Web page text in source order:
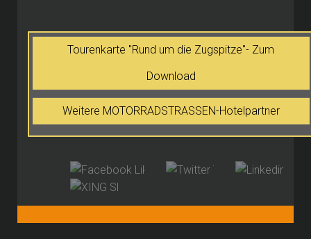
Tourenkarte "Rund um die Zugspitze"- Zum
Download
Weitere MOTORRADSTRASSEN-Hotelpartner